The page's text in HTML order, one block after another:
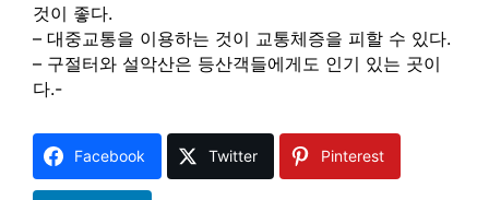
것이 좋다.
– 대중교통을 이용하는 것이 교통체증을 피할 수 있다.
– 구절터와 설악산은 등산객들에게도 인기 있는 곳이
다.-
Facebook Twitter Pinterest